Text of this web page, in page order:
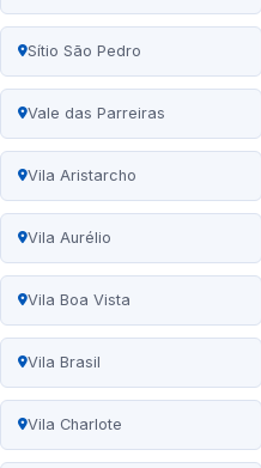
Sítio São Pedro
Vale das Parreiras
Vila Aristarcho
Vila Aurélio
Vila Boa Vista
Vila Brasil
Vila Charlote